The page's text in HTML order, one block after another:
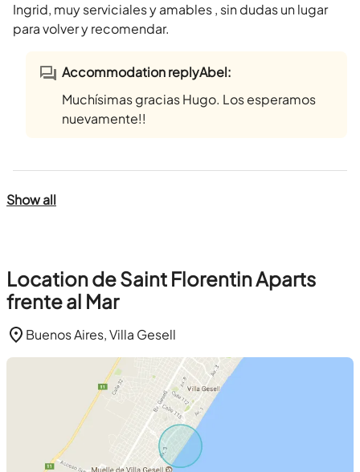
Ingrid, muy serviciales y amables , sin dudas un lugar
para volver y recomendar.
Accommodation replyAbel:
Muchísimas gracias Hugo. Los esperamos
nuevamente!!
Show all
Location de Saint Florentin Aparts
frente al Mar
Buenos Aires, Villa Gesell